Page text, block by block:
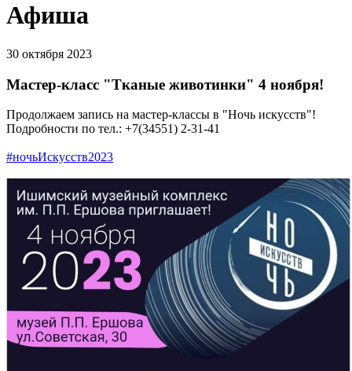
Афиша
30 октября 2023
Мастер-класс "Тканые животинки" 4 ноября!
Продолжаем запись на мастер-классы в "Ночь искусств"!
Подробности по тел.: +7(34551) 2-31-41
#ночьИскусств2023